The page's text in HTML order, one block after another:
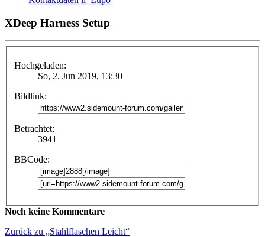
XDeep Harness Setup
Hochgeladen:
So, 2. Jun 2019, 13:30
Bildlink:
Betrachtet:
3941
BBCode:
Noch keine Kommentare
Zurück zu „Stahlflaschen Leicht“